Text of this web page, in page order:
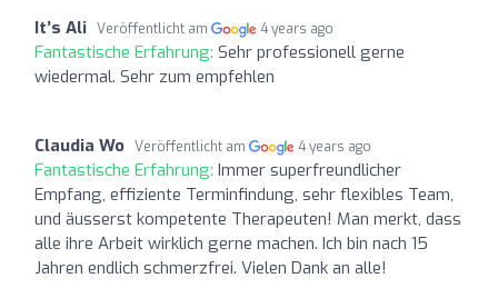
It’s Ali Veröffentlicht am 4 years ago
Fantastische Erfahrung: Sehr professionell gerne
wiedermal. Sehr zum empfehlen
Claudia Wo Veröffentlicht am 4 years ago
Fantastische Erfahrung: Immer superfreundlicher
Empfang, effiziente Terminfindung, sehr flexibles Team,
und äusserst kompetente Therapeuten! Man merkt, dass
alle ihre Arbeit wirklich gerne machen. Ich bin nach 15
Jahren endlich schmerzfrei. Vielen Dank an alle!